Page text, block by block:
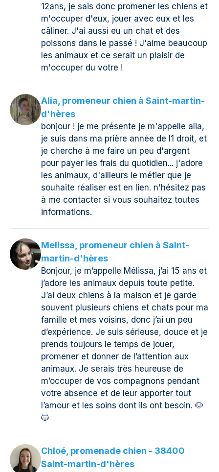
12ans, je sais donc promener les chiens et
m'occuper d'eux, jouer avec eux et les
câliner. J'ai aussi eu un chat et des
poissons dans le passé ! J'aime beaucoup
les animaux et ce serait un plaisir de
m'occuper du votre !
Alia, promeneur chien à Saint-martin-
d'hères
bonjour ! je me présente je m'appelle alia,
je suis dans ma prière année de l1 droit, et
je cherche à me faire un peu d'argent
pour payer les frais du quotidien... j'adore
les animaux, d'ailleurs le métier que je
souhaite réaliser est en lien. n'hésitez pas
à me contacter si vous souhaitez toutes
informations.
Melissa, promeneur chien à Saint-
martin-d'hères
Bonjour, je m’appelle Mélissa, j’ai 15 ans et
j’adore les animaux depuis toute petite.
J’ai deux chiens à la maison et je garde
souvent plusieurs chiens et chats pour ma
famille et mes voisins, donc j’ai un peu
d’expérience. Je suis sérieuse, douce et je
prends toujours le temps de jouer,
promener et donner de l’attention aux
animaux. Je serais très heureuse de
m’occuper de vos compagnons pendant
votre absence et de leur apporter tout
l’amour et les soins dont ils ont besoin. 🐶
🐱
Chloé, promenade chien - 38400
Saint-martin-d'hères